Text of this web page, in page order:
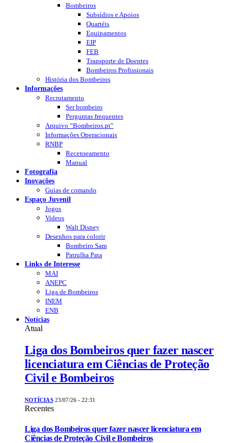
Bombeiros
Subsídios e Apoios
Quartéis
Equipamentos
EIP
FEB
Transporte de Doentes
Bombeiros Profissionais
História dos Bombeiros
Informações
Recrutamento
Ser bombeiro
Perguntas frequentes
Arquivo “Bombeiros.pt”
Informações Operacionais
RNBP
Recenseamento
Manual
Fotografia
Inovações
Guias de comando
Espaço Juvenil
Jogos
Videos
Walt Disney
Desenhos para colorir
Bombeiro Sam
Patrulha Pata
Links de Interesse
MAI
ANEPC
Liga de Bombeiros
INEM
ENB
Notícias
Atual
Liga dos Bombeiros quer fazer nascer
licenciatura em Ciências de Proteção
Civil e Bombeiros
NOTÍCIAS 23/07/26 - 22:31
Recentes
Liga dos Bombeiros quer fazer nascer licenciatura em
Ciências de Proteção Civil e Bombeiros